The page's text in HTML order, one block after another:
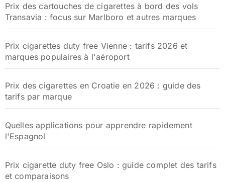
Prix des cartouches de cigarettes à bord des vols
Transavia : focus sur Marlboro et autres marques
Prix cigarettes duty free Vienne : tarifs 2026 et
marques populaires à l'aéroport
Prix des cigarettes en Croatie en 2026 : guide des
tarifs par marque
Quelles applications pour apprendre rapidement
l'Espagnol
Prix cigarette duty free Oslo : guide complet des tarifs
et comparaisons